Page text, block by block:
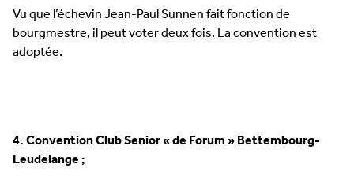
Vu que l’échevin Jean-Paul Sunnen fait fonction de
bourgmestre, il peut voter deux fois. La convention est
adoptée.
4. Convention Club Senior « de Forum » Bettembourg-
Leudelange ;